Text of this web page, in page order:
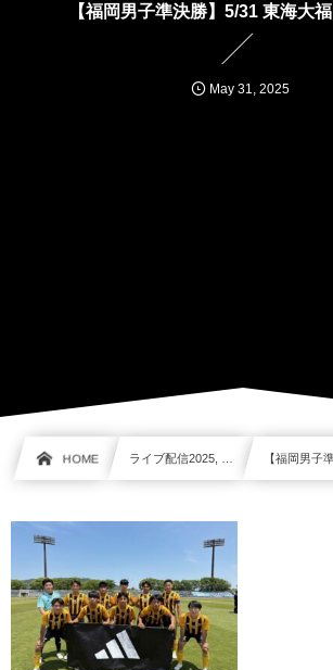
【福岡男子準決勝】5/31 東海大
May 31 ,2025
HOME ライブ配信2025, … 【福岡男子